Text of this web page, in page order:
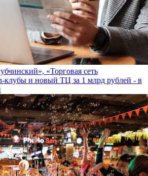
«Торговая сеть
клубы и новый ТЦ за 1 млрд рублей - в